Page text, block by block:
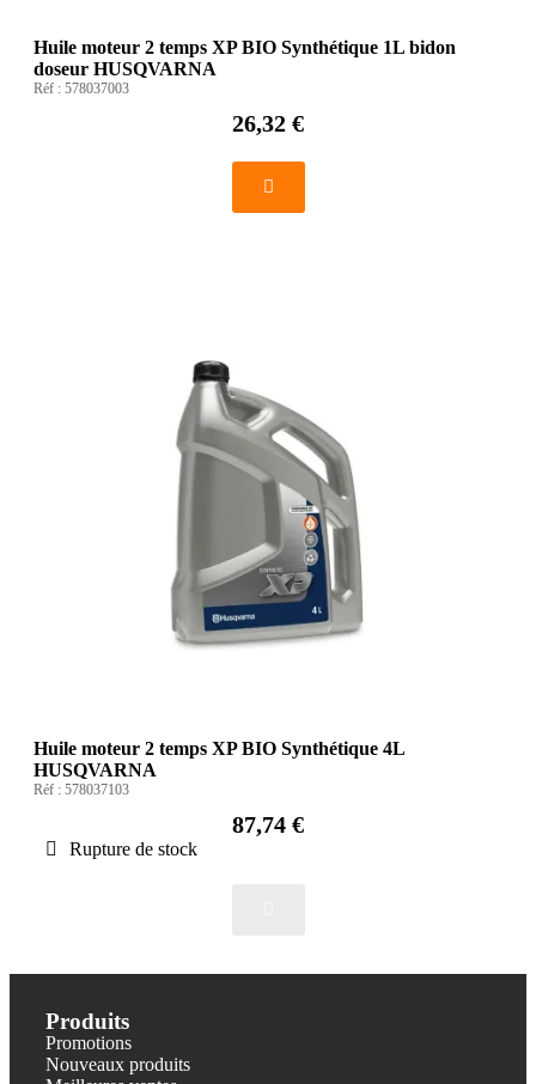
Huile moteur 2 temps XP BIO Synthétique 1L bidon
doseur HUSQVARNA
Réf : 578037003
26,32 €
Huile moteur 2 temps XP BIO Synthétique 4L
HUSQVARNA
Réf : 578037103
87,74 €
Rupture de stock
Produits
Promotions
Nouveaux produits